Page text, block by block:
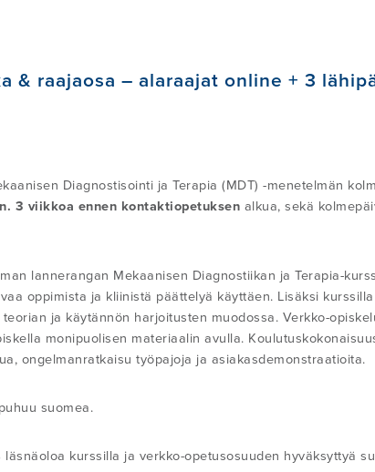
& raajaosa – alaraajat online + 3
Diagnostisointi ja Terapia (MDT) -menetelmän
n. 3 viikkoa ennen kontaktiopetuksen alkua, sekä
lannerangan Mekaanisen Diagnostiikan ja Terapia-
oppimista ja kliinistä päättelyä käyttäen. Lisäksi
ja käytännön harjoitusten muodossa. Verkko-
monipuolisen materiaalin avulla.
ongelmanratkaisu työpajoja ja asiakasdemonstraatioita.
suomea.
kurssilla ja verkko-opetusosuuden hyväksyttyä